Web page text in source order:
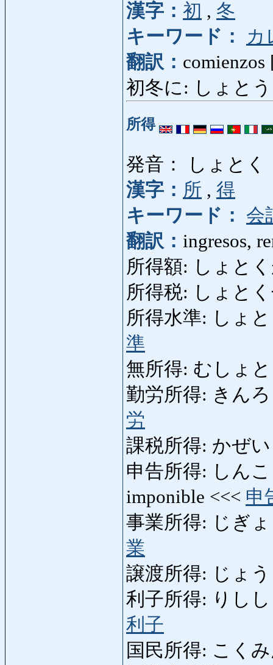
漢字： 初 , 冬
キーワード：
カ
翻訳：
初冬に: しょと
所得
発音： しょとく
漢字： 所 , 得
キーワード：
会
翻訳： ingresos,
所得額: しょと
所得税: しょと
所得水準: しょ
準
無所得: むしょ
勤労所得: きん
労
課税所得: かぜ
申告所得: しんこ
imponible <<< 申
事業所得: じぎ
業
譲渡所得: じょ
利子所得: りしし
利子
国民所得: こく